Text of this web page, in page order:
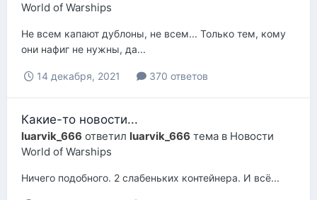
World of Warships
Не всем капают дублоны, не всем... Только тем, кому
они нафиг не нужны, да...
14 декабря, 2021 370 ответов
Какие-то новости...
luarvik_666 ответил luarvik_666 тема в Новости
World of Warships
Ничего подобного. 2 слабеньких контейнера. И всё...